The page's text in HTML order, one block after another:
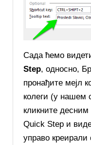
Сада ћемо
Step, односно,
пронађите мејл
колеги (у нашем
кликните
Quick Step и
управо креирали